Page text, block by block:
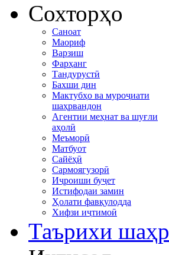
Сохторҳо
Саноат
Маориф
Варзиш
Фарҳанг
Тандурустӣ
Бахши дин
Мактубҳо ва муроҷиати
шаҳрвандон
Агентии меҳнат ва шуғли
аҳолӣ
Меъморӣ
Матбуот
Сайёҳӣ
Сармоягузорӣ
Иҷроиши буҷет
Истифодаи замин
Ҳолати фавқулодда
Хифзи иҷтимоӣ
Таърихи шаҳр